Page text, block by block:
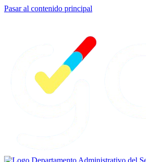
Pasar al contenido principal